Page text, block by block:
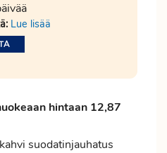
Lue lisää
hintaan 12,87
suodatinjauhatus